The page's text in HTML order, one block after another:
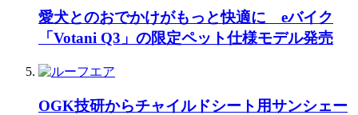
愛犬とのおでかけがもっと快適に eバイク
「Votani Q3」の限定ペット仕様モデル発売
OGK技研からチャイルドシート用サンシェー